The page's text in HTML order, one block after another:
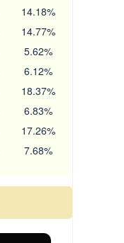
14.18%
14.77%
5.62%
6.12%
18.37%
6.83%
17.26%
7.68%